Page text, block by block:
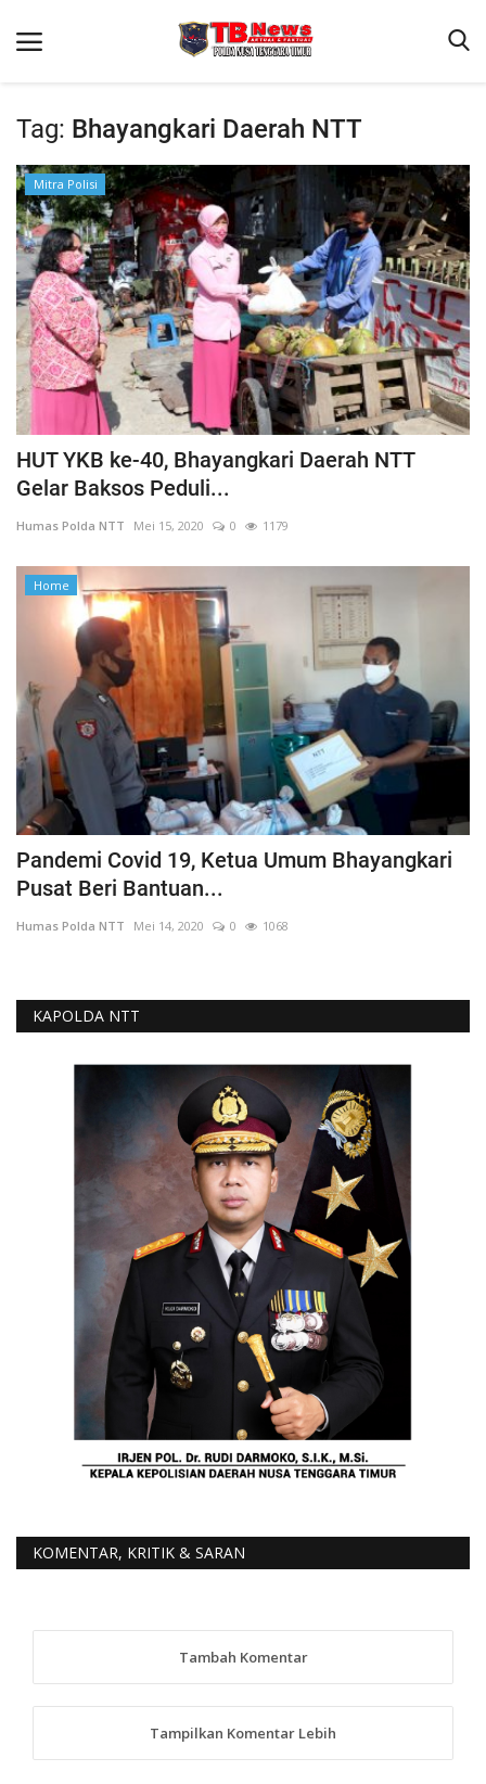
Beranda
Binkam
Terms & Conditions
Reskrim
Lantas
Polisi Kita
Mitra Polisi
Link Polda NTT
Tag: Bhayangkari Daerah NTT
Mitra Polisi
HUT YKB ke-40, Bhayangkari Daerah NTT
Gelar Baksos Peduli...
Humas Polda NTT Mei 15, 2020 0 1179
Home
Pandemi Covid 19, Ketua Umum Bhayangkari
Pusat Beri Bantuan...
Humas Polda NTT Mei 14, 2020 0 1068
KAPOLDA NTT
KOMENTAR, KRITIK & SARAN
Tambah Komentar
Tampilkan Komentar Lebih